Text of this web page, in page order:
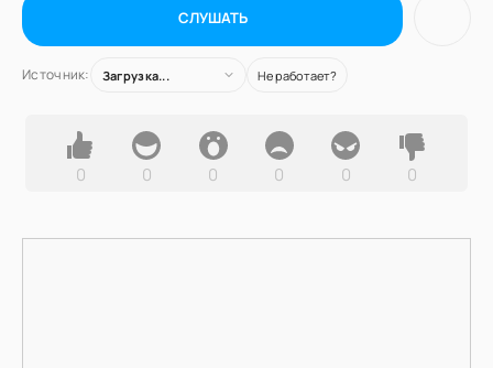
СЛУШАТЬ
Источник: Загрузка... Не работает?
0 0 0 0 0 0